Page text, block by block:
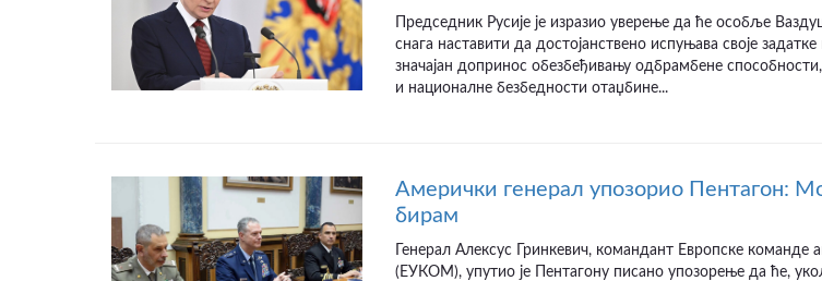
Председник Русије је изразио уверење да ће особље
снага наставити да достојанствено испуњава своје
значајан допринос обезбеђивању одбрамбене
и националне безбедности отаџбине...
Амерички генерал упозорио Пентагон:
бирам
Генерал Алексус Гринкевич, командант Европске команде
(ЕУКОМ), упутио је Пентагону писано упозорење да ће,